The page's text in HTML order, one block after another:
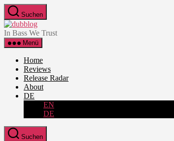
Zum
Inhalt
springen
Suchen
dubblog
In Bass We Trust
Menü
Home
Reviews
Release Radar
About
DE
EN
DE
Suchen